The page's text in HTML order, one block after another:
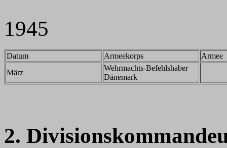
1945
Datum Armeekorps
Armee
März
Wehrmachts-Befehlshaber
Dänemark
2.